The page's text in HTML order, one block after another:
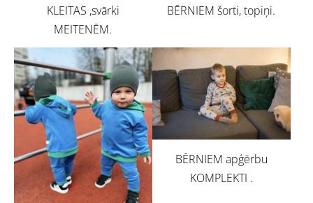
KLEITAS ,svārki
MEITENĒM.
BĒRNIEM šorti, topiņi.
BĒRNIEM apģērbu
KOMPLEKTI .